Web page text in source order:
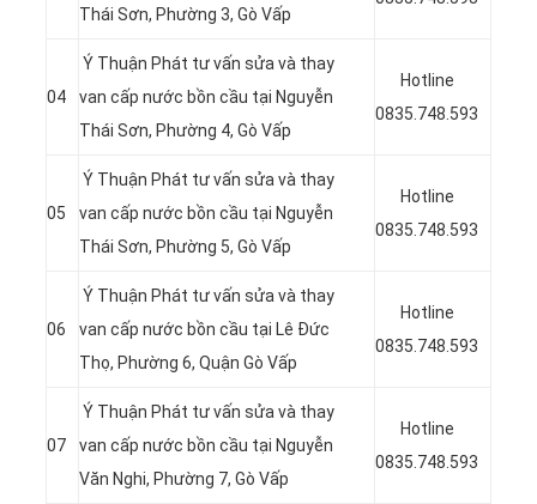
Thái Sơn, Phường 3, Gò Vấp
04
Ý Thuận Phát tư vấn sửa và thay
van cấp nước bồn cầu tại Nguyễn
Thái Sơn, Phường 4, Gò Vấp
Hotline
0835.748.593
05
Ý Thuận Phát tư vấn sửa và thay
van cấp nước bồn cầu tại Nguyễn
Thái Sơn, Phường 5, Gò Vấp
Hotline
0835.748.593
06
Ý Thuận Phát tư vấn sửa và thay
van cấp nước bồn cầu tại Lê Đức
Thọ, Phường 6, Quận Gò Vấp
Hotline
0835.748.593
07
Ý Thuận Phát tư vấn sửa và thay
van cấp nước bồn cầu tại Nguyễn
Văn Nghi, Phường 7, Gò Vấp
Hotline
0835.748.593